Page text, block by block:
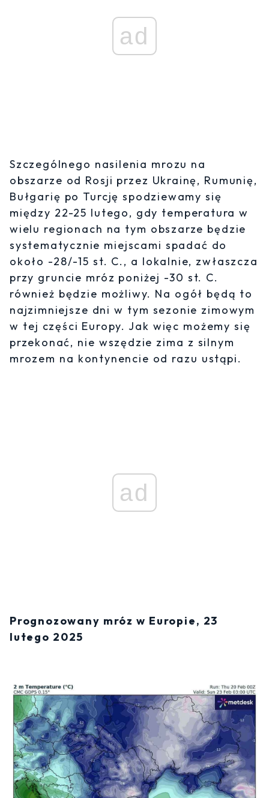
ad
Szczególnego nasilenia mrozu na
obszarze od Rosji przez Ukrainę, Rumunię,
Bułgarię po Turcję spodziewamy się
między 22-25 lutego, gdy temperatura w
wielu regionach na tym obszarze będzie
systematycznie miejscami spadać do
około -28/-15 st. C., a lokalnie, zwłaszcza
przy gruncie mróz poniżej -30 st. C.
również będzie możliwy. Na ogół będą to
najzimniejsze dni w tym sezonie zimowym
w tej części Europy. Jak więc możemy się
przekonać, nie wszędzie zima z silnym
mrozem na kontynencie od razu ustąpi.
ad
Prognozowany mróz w Europie, 23
lutego 2025